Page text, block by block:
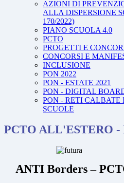
AZIONI DI
ALLA DISPERSIONE
170/2022)
PIANO SCUOLA 4.0
PCTO
PROGETTI E
CONCORSI E
INCLUSIONE
PON 2022
PON - ESTATE 2021
PON - DIGITAL
PON - RETI CALBATE
SCUOLE
PCTO ALL'ESTERO -
ANTI Borders –